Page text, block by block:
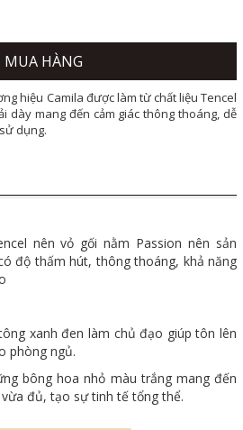
MUA HÀNG
hiệu Camila được làm từ chất liệu Tencel
dày mang đến cảm giác thông thoáng, dễ
dụng.
nên vỏ gối nằm Passion nên sản
độ thấm hút, thông thoáng, khả năng
xanh đen làm chủ đạo giúp tôn lên
phòng ngủ.
bông hoa nhỏ màu trắng mang đến
đủ, tạo sự tinh tế tổng thể.